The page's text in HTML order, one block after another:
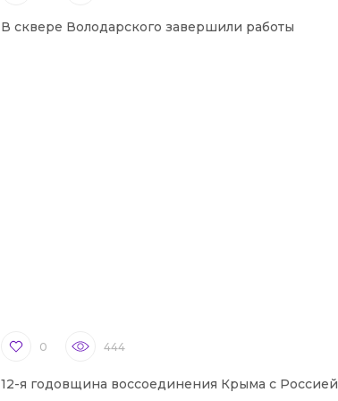
В сквере Володарского завершили работы
0 444
12-я годовщина воссоединения Крыма с Россией